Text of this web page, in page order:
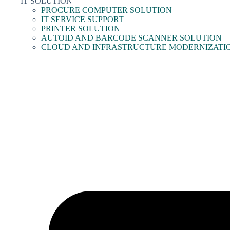
PROCURE COMPUTER SOLUTION
IT SERVICE SUPPORT
PRINTER SOLUTION
AUTOID AND BARCODE SCANNER SOLUTION
CLOUD AND INFRASTRUCTURE